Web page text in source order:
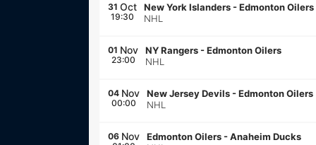
31 Oct
19:30
New York Islanders -Edmonton Oilers
NHL
01 Nov
23:00
NY Rangers -Edmonton Oilers
NHL
04 Nov
00:00
New Jersey Devils -Edmonton Oilers
NHL
06 Nov Edmonton Oilers -Anaheim Ducks